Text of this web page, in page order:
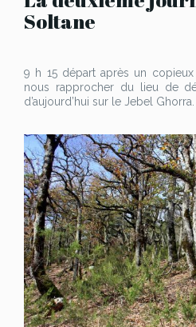
Soltane
9 h 15 départ après un
nous rapprocher du lieu de
d’aujourd’hui sur le Jebel Ghorra.